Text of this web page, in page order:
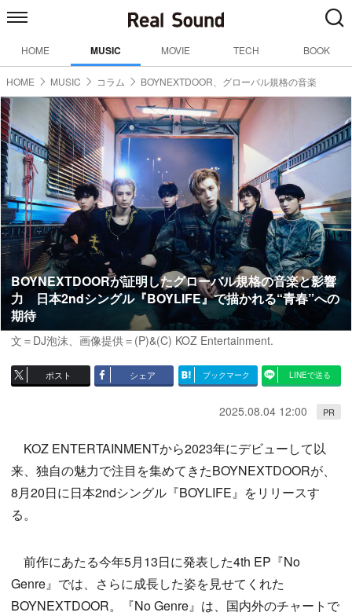
HOME MUSIC MOVIE TECH BOOK
HOME MUSIC コラム BOYNEXTDOOR、グローバル規格の音楽
BOYNEXTDOORが証明したグローバル規格の音楽と影響
力 日本2ndシングル『BOYLIFE』で描かれる“青春”への
期待
文＝DJ泡沫、画像提供＝(P)&(C) KOZ Entertainment.
ポスト シェア ブックマーク LINEで送る
2025.08.04 12:00 PR
KOZ ENTERTAINMENTから2023年にデビューして以
来、独自の魅力で注目を集めてきたBOYNEXTDOORが、
8月20日に日本2ndシングル『BOYLIFE』をリリースす
る。
前作にあたる今年5月13日に発表した4th EP『No
Genre』では、さらに成長した姿を見せてくれた
BOYNEXTDOOR。『No Genre』は、国内外のチャートで